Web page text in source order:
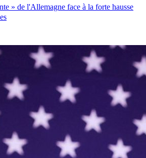
» de l'Allemagne face à la forte hausse